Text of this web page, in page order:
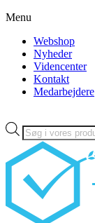
Menu
Webshop
Nyheder
Videncenter
Kontakt
Medarbejdere
Products
search